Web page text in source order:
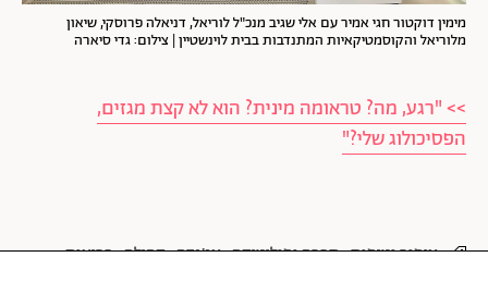
מימין דוקטור חגי אמיר עם אלי שגיב מנכ"ל לוריאל, דניאלה פרוסקי, שיאון
מלוריאל והקוסמטיקאיות המתנדבות בבית לוינשטיין | צילום: גדי סיארה
>> "רגע, מה? טראומה מינית? הוא לא קצת מגזים,
הפסיכולוג שלי?"
איפור וטיפוח חברה ופוליטיקה אג'נדה קהילה בריאות